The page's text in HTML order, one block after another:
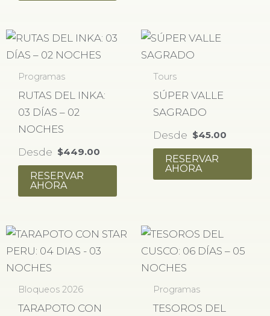
Programas
RUTAS DEL INKA:
03 DÍAS – 02
NOCHES
Desde $449.00
RESERVAR
AHORA
Tours
SÚPER VALLE
SAGRADO
Desde $45.00
RESERVAR
AHORA
Bloqueos 2026
TARAPOTO CON
Programas
TESOROS DEL